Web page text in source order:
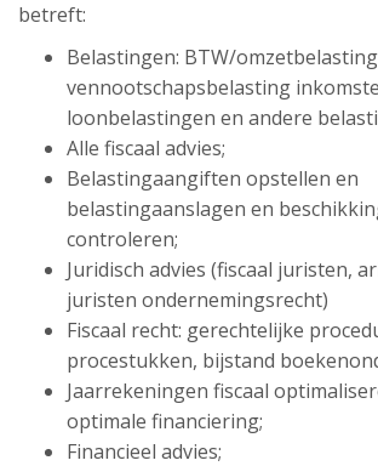
betreft:
Belastingen: BTW/
vennootschapsbelasting
loonbelastingen en andere
Alle fiscaal advies;
Belastingaangiften opstellen en
belastingaanslagen en
controleren;
Juridisch advies (fiscaal juristen,
juristen ondernemingsrecht)
Fiscaal recht: gerechtelijke
procestukken, bijstand
Jaarrekeningen fiscaal
optimale financiering;
Financieel advies;